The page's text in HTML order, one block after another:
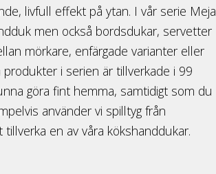
livfull effekt på ytan. I vår serie Meja
men också bordsdukar, servetter
mörkare, enfärgade varianter eller
produkter i serien är tillverkade i 99
göra fint hemma, samtidigt som du
använder vi spilltyg från
en av våra kökshanddukar.